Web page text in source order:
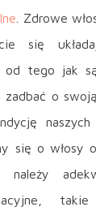
. Zdrowe
się
od tego jak
zadbać o
się o włosy